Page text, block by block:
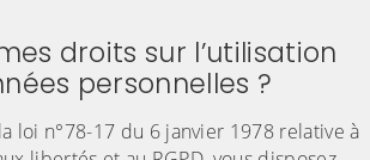
droits sur l’utilisation
personnelles ?
loi n°78-17 du 6 janvier 1978 relative à